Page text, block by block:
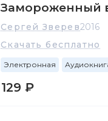
Замороженный
Сергей Зверев2016
Скачать бесплатно
Электронная
129 ₽